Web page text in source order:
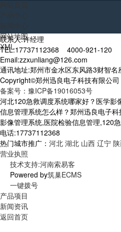
网站地图
XML
联系人:许经理
TEL:17737112368 4000-921-120
Email:zzxunliang@126.com
通讯地址:郑州市金水区东风路3财智名
Copyright©郑州迅良电子科技有限公司
备案号：豫ICP备19016053号
河北120急救调度系统哪家好？医学影
信息管理系统怎么样？郑州迅良电子
影像管理系统,医院检验信息管理,120
电话:17737112368
热门城市推广： 河北 湖北 山西 辽宁
营业执照
技术支持:河南索易客
Powered by筑巢ECMS
一键拨号
产品项目
新闻资讯
返回首页